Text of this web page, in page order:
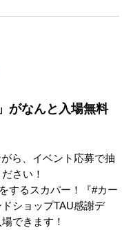
がなんと入場無料
ら、イベント応募で抽
さい！
するスカパー！『#カー
ショップTAU感謝デ
できます！